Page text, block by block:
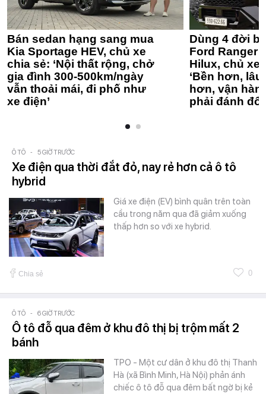
Bán sedan hạng sang mua
Kia Sportage HEV, chủ xe
chia sẻ: ‘Nội thất rộng, chở
gia đình 300-500km/ngày
vẫn thoải mái, đi phố như
xe điện’
Dùng 4 đời
Ford Ranger
Hilux, chủ xe
‘Bền hơn,
hơn, vận
phải đánh
Ô TÔ - 5 GIỜ TRƯỚC
Xe điện qua thời đắt đỏ, nay rẻ hơn cả ô tô
hybrid
Giá xe điện (EV) bình quân trên toàn
cầu trong năm qua đã giảm xuống
thấp hơn so với xe hybrid.
Chia sẻ 0
Ô TÔ - 6 GIỜ TRƯỚC
Ô tô đỗ qua đêm ở khu đô thị bị trộm mất 2
bánh
TPO - Một cư dân ở khu đô thị Thanh
Hà (xã Bình Minh, Hà Nội) phản ánh
chiếc ô tô đỗ qua đêm bất ngờ bị kẻ